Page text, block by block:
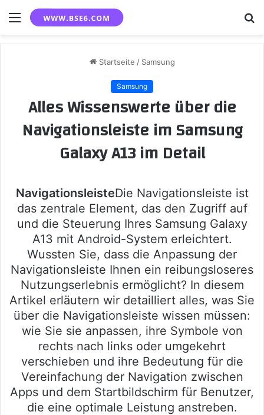
Menü
Startseite / Samsung
Samsung
Alles Wissenswerte über die
Navigationsleiste im Samsung
Galaxy A13 im Detail
NavigationsleisteDie Navigationsleiste ist
das zentrale Element, das den Zugriff auf
und die Steuerung Ihres Samsung Galaxy
A13 mit Android-System erleichtert.
Wussten Sie, dass die Anpassung der
Navigationsleiste Ihnen ein reibungsloseres
Nutzungserlebnis ermöglicht? In diesem
Artikel erläutern wir detailliert alles, was Sie
über die Navigationsleiste wissen müssen:
wie Sie sie anpassen, ihre Symbole von
rechts nach links oder umgekehrt
verschieben und ihre Bedeutung für die
Vereinfachung der Navigation zwischen
Apps und dem Startbildschirm für Benutzer,
die eine optimale Leistung anstreben.